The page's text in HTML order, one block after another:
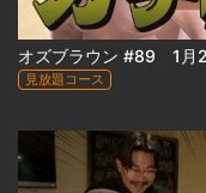
見放題コース